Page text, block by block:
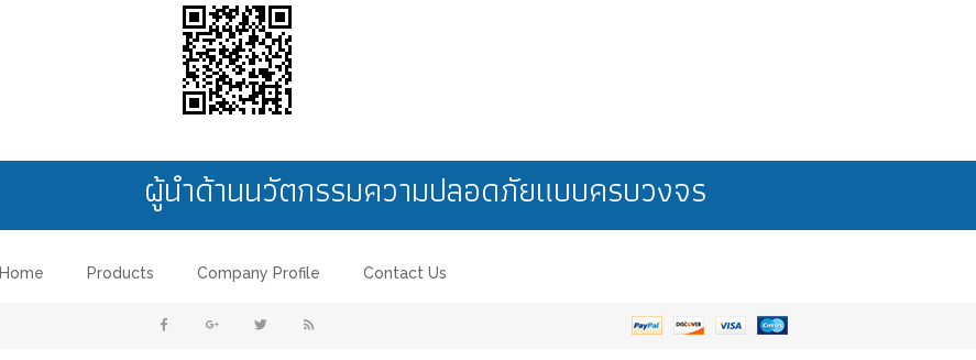
ผู้นำด้านนวัตกรรมความปลอดภัยแบบครบวงจร
Home Products Company Profile Contact Us